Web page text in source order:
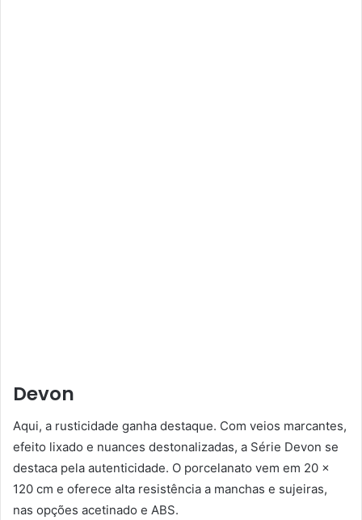
Devon
Aqui, a rusticidade ganha destaque. Com veios marcantes,
efeito lixado e nuances destonalizadas, a Série Devon se
destaca pela autenticidade. O porcelanato vem em 20 x
120 cm e oferece alta resistência a manchas e sujeiras,
nas opções acetinado e ABS.